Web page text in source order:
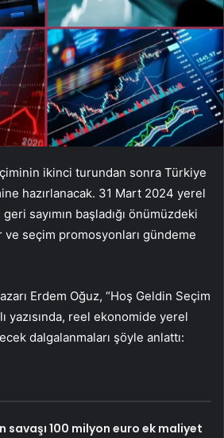
ikinci turundan sonra Türkiye
hazırlanacak. 31 Mart 2024 yerel
sayımın başladığı önümüzdeki
seçim promosyonları gündeme
Erdem Oğuz, “Hoş Geldin Seçim
yazısında, reel ekonomide yerel
dalgalanmaları şöyle anlattı:
savaşı 100 milyon euro ek maliyet